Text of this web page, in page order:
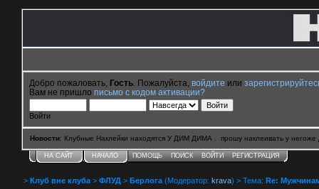
Добро пожаловать, Гость . Пожалуйста, войдите или
Вам не пришло письмо с кодом активации?
Войти
Новости: Клубные Наклейки находятся У ДИМ ДИМА . прошу наклеивать у негоже
НА САЙТ НАЧАЛО ПОМОЩЬ ПОИСК ВОЙТИ РЕГИСТРАЦИЯ
> Клуб вне клуба > ФЛУД > Берлога (Модератор: krava) > Тема: Re: